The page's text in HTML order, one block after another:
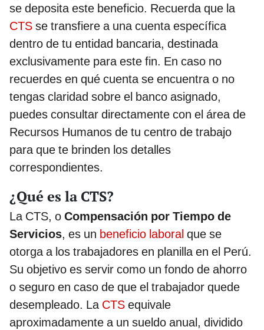
se deposita este beneficio. Recuerda que la
CTS se transfiere a una cuenta específica
dentro de tu entidad bancaria, destinada
exclusivamente para este fin. En caso no
recuerdes en qué cuenta se encuentra o no
tengas claridad sobre el banco asignado,
puedes consultar directamente con el área de
Recursos Humanos de tu centro de trabajo
para que te brinden los detalles
correspondientes.
¿Qué es la CTS?
La CTS, o Compensación por Tiempo de
Servicios, es un beneficio laboral que se
otorga a los trabajadores en planilla en el Perú.
Su objetivo es servir como un fondo de ahorro
o seguro en caso de que el trabajador quede
desempleado. La CTS equivale
aproximadamente a un sueldo anual, dividido